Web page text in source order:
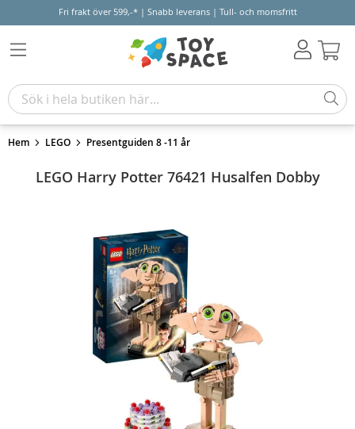
Fri frakt över 599,-* | Snabb leverans | Tull- och momsfritt
Hem LEGO Presentguiden 8 -11 år
LEGO Harry Potter 76421 Husalfen Dobby